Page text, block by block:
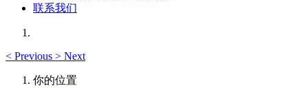
联系我们
< Previous > Next
你的位置